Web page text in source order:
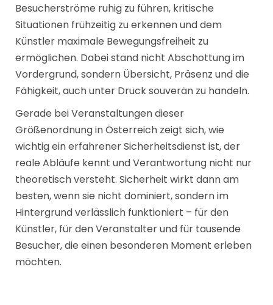
Besucherströme ruhig zu führen, kritische
Situationen frühzeitig zu erkennen und dem
Künstler maximale Bewegungsfreiheit zu
ermöglichen. Dabei stand nicht Abschottung im
Vordergrund, sondern Übersicht, Präsenz und die
Fähigkeit, auch unter Druck souverän zu handeln.
Gerade bei Veranstaltungen dieser
Größenordnung in Österreich zeigt sich, wie
wichtig ein erfahrener Sicherheitsdienst ist, der
reale Abläufe kennt und Verantwortung nicht nur
theoretisch versteht. Sicherheit wirkt dann am
besten, wenn sie nicht dominiert, sondern im
Hintergrund verlässlich funktioniert – für den
Künstler, für den Veranstalter und für tausende
Besucher, die einen besonderen Moment erleben
möchten.